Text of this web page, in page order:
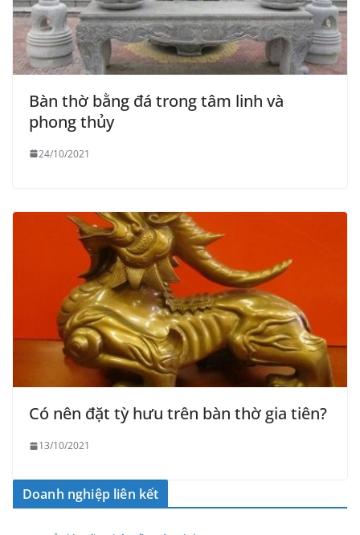
Bàn thờ bằng đá trong tâm linh và
phong thủy
24/10/2021
Có nên đặt tỳ hưu trên bàn thờ gia tiên?
13/10/2021
Doanh nghiệp liên kết